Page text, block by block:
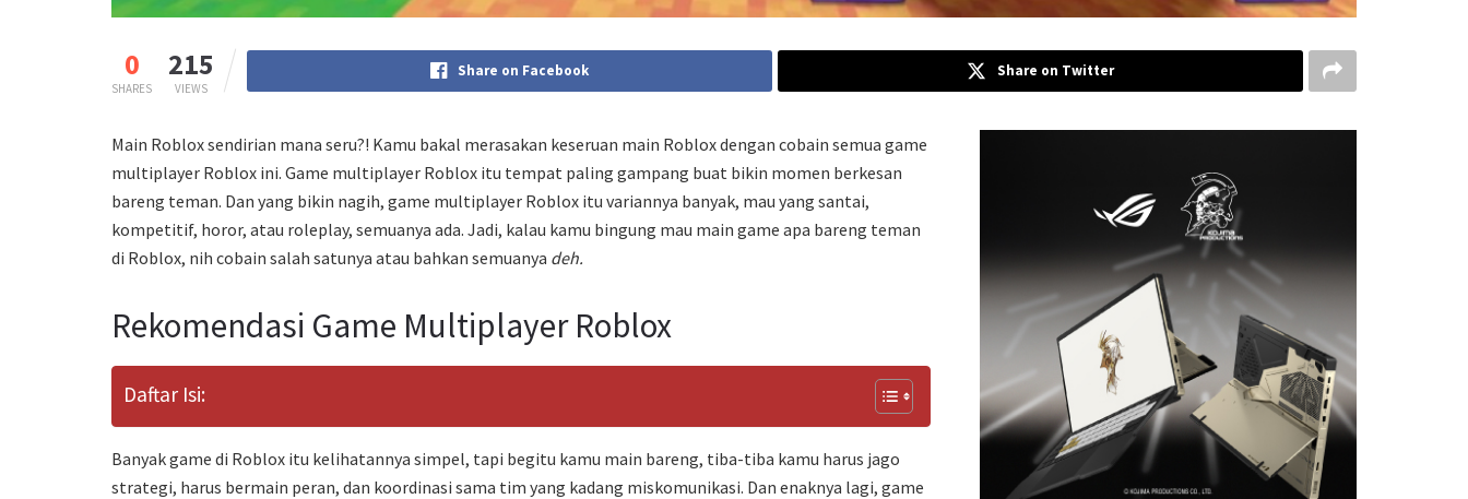
0
SHARES
215
VIEWS
Share on Facebook Share on Twitter
Main Roblox sendirian mana seru?! Kamu bakal merasakan keseruan main Roblox dengan cobain semua game
multiplayer Roblox ini. Game multiplayer Roblox itu tempat paling gampang buat bikin momen berkesan
bareng teman. Dan yang bikin nagih, game multiplayer Roblox itu variannya banyak, mau yang santai,
kompetitif, horor, atau roleplay, semuanya ada. Jadi, kalau kamu bingung mau main game apa bareng teman
di Roblox, nih cobain salah satunya atau bahkan semuanya deh.
Rekomendasi Game Multiplayer Roblox
Daftar Isi:
Banyak game di Roblox itu kelihatannya simpel, tapi begitu kamu main bareng, tiba-tiba kamu harus jago
strategi, harus bermain peran, dan koordinasi sama tim yang kadang miskomunikasi. Dan enaknya lagi, game